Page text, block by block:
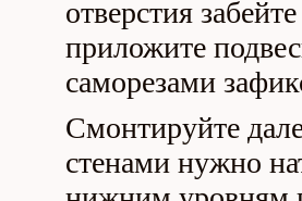
отверстия
приложите
саморезами
Смонтируйте
стенами нужно